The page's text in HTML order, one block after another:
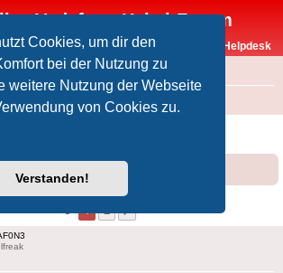
Cookies, um dir den
bei der Nutzung zu
weitere Nutzung der Webseite
von Cookies zu.
Verstanden!
Vodafone-Kabel-Forum
Vodafone-Kabel-Helpdesk
Offtopic
ersetzt AstroTV
1 2 Nächste